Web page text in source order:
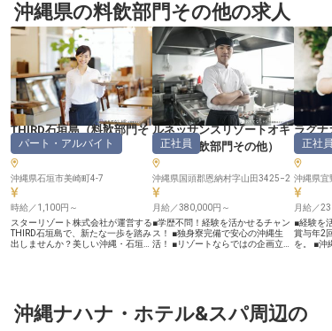
沖縄県の料飲部門その他の求人
THIRD石垣島（料飲部門そ
の他）
パート・アルバイト
沖縄県石垣市美崎町4-7
時給／1,100円～
スターリゾート株式会社が運営する
THIRD石垣島で、新たな一歩を踏み
出しませんか？美しい沖縄・石垣島
～、マルチタスクを活かして、さま
ざまなスキルを磨ける環境です。あ
ルネッサンスリゾートオキ
ナワ（料飲部門その他）
正社員
沖縄県国頭郡恩納村字山田3425−2
月給／380,000円～
■学歴不問！経験を活かせるチャン
ス！ ■独身寮完備で安心の沖縄生
活！ ■リゾートならではの企画立案
をお手伝いしませんか？♪ ルネッサ
ンスリゾートオキナワは、ハイクラ
ラグナ
飲部門
正社員
沖縄県宜
月給／
■経験を
賞与年2
を。 ■沖
経験が最
ー【沖縄
沖縄ナハナ・ホテル&スパ周辺の